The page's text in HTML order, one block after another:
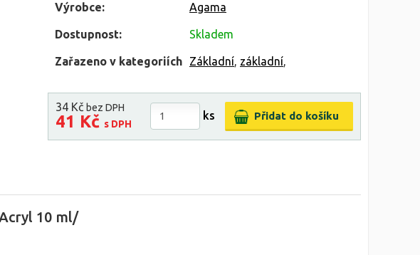
Výrobce: Agama
Dostupnost: Skladem
Zařazeno v kategoriích Základní, základní,
34 Kč bez DPH
41 Kč s DPH
ks
10 ml/